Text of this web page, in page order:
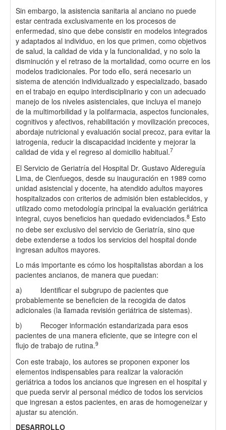
Sin embargo, la asistencia sanitaria al anciano no puede
estar centrada exclusivamente en los procesos de
enfermedad, sino que debe consistir en modelos integrados
y adaptados al individuo, en los que primen, como objetivos
de salud, la calidad de vida y la funcionalidad, y no solo la
disminución y el retraso de la mortalidad, como ocurre en los
modelos tradicionales. Por todo ello, será necesario un
sistema de atención individualizado y especializado, basado
en el trabajo en equipo interdisciplinario y con un adecuado
manejo de los niveles asistenciales, que incluya el manejo
de la multimorbilidad y la polifarmacia, aspectos funcionales,
cognitivos y afectivos, rehabilitación y movilización precoces,
abordaje nutricional y evaluación social precoz, para evitar la
iatrogenia, reducir la discapacidad incidente y mejorar la
calidad de vida y el regreso al domicilio habitual.7
El Servicio de Geriatría del Hospital Dr. Gustavo Aldereguía
Lima, de Cienfuegos, desde su inauguración en 1989 como
unidad asistencial y docente, ha atendido adultos mayores
hospitalizados con criterios de admisión bien establecidos, y
utilizado como metodología principal la evaluación geriátrica
integral, cuyos beneficios han quedado evidenciados.8 Esto
no debe ser exclusivo del servicio de Geriatría, sino que
debe extenderse a todos los servicios del hospital donde
ingresan adultos mayores.
Lo más importante es cómo los hospitalistas abordan a los
pacientes ancianos, de manera que puedan:
a) Identificar el subgrupo de pacientes que
probablemente se beneficien de la recogida de datos
adicionales (la llamada revisión geriátrica de sistemas).
b) Recoger información estandarizada para esos
pacientes de una manera eficiente, que se integre con el
flujo de trabajo de rutina.9
Con este trabajo, los autores se proponen exponer los
elementos indispensables para realizar la valoración
geriátrica a todos los ancianos que ingresen en el hospital y
que pueda servir al personal médico de todos los servicios
que ingresan a estos pacientes, en aras de homogeneizar y
ajustar su atención.
DESARROLLO